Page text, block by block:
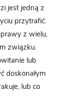
jest jedną z
przytrafić.
z wielu,
związku.
lub
doskonałym
lub co